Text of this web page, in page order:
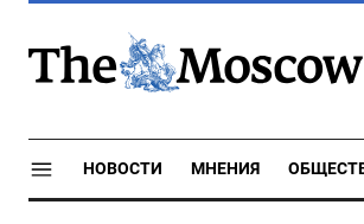
НОВОСТИ МНЕНИЯ